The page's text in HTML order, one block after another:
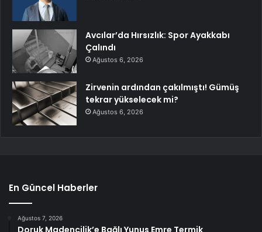
Avcılar’da Hırsızlık: Spor Ayakkabı
Çalındı
Ağustos 6, 2026
Zirvenin ardından çakılmıştı! Gümüş
tekrar yükselecek mi?
Ağustos 6, 2026
En Güncel Haberler
Ağustos 7, 2026
Doruk Madencilik’e Bağlı Yunus Emre Termik